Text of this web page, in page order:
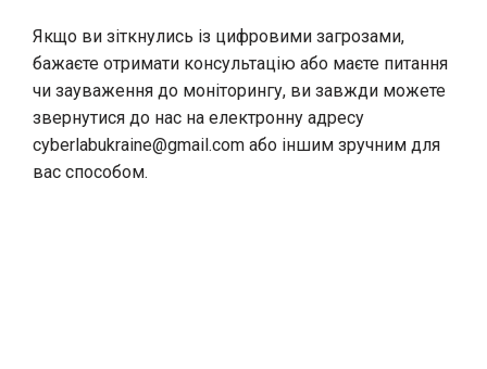
Якщо ви зіткнулись із цифровими загрозами,
бажаєте отримати консультацію або маєте питання
чи зауваження до моніторингу, ви завжди можете
звернутися до нас на електронну адресу
cyberlabukraine@gmail.com або іншим зручним для
вас способом.